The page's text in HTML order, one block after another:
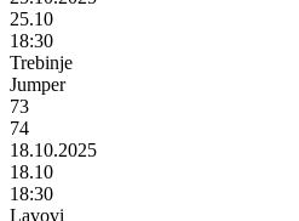
25.10
18:30
Trebinje
Jumper
73
74
18.10.2025
18.10
18:30
Lavovi